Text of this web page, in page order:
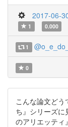
2017-06-
1
0.000
1
0
こんな論文どう
ち』シリーズに
のアリエッティ